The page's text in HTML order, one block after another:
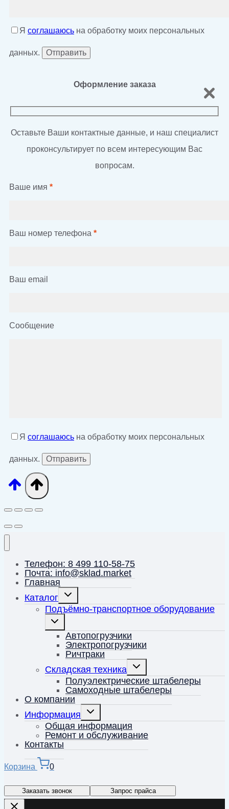
Я соглашаюсь на обработку моих персональных
данных.
Оформление заказа
Оставьте Ваши контактные данные, и наш специалист
проконсультирует по всем интересующим Вас
вопросам.
Ваше имя *
Ваш номер телефона *
Ваш email
Сообщение
Я соглашаюсь на обработку моих персональных
данных.
Телефон: 8 499 110-58-75
Почта: info@sklad.market
Главная
Каталог
Переключить
меню
Подъёмно-транспортное оборудование
Переключить
меню Автопогрузчики
Электропогрузчики
Ричтраки
Складская техника
Переключить
меню
Полуэлектрические штабелеры
Самоходные штабелеры
О компании
Информация
Переключить
меню
Общая информация
Ремонт и обслуживание
Контакты
Корзина 0
Заказать звонок Запрос прайса